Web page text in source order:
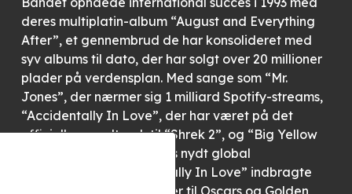
deres multiplatin-album “August and Everything
After”, et gennembrud de har konsolideret med
syv albums til dato, der har solgt over 20 millioner
plader på verdensplan. Med sange som “Mr.
Jones”, der nærmer sig 1 milliard Spotify-streams,
“Accidentally In Love”, der har været på det
officielle soundtrack til “Shrek 2”, og “Big Yellow
Taxi”, har Counting Crows nydt global
anerkendelse. “Accidentally In Love” indbragte
også bandet nomineringer til Oscars og Golden